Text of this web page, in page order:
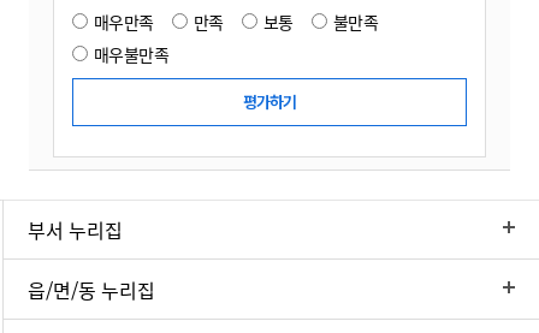
매우만족 만족 보통
불만족
매우불만족
부서 누리집
읍/면/동 누리집